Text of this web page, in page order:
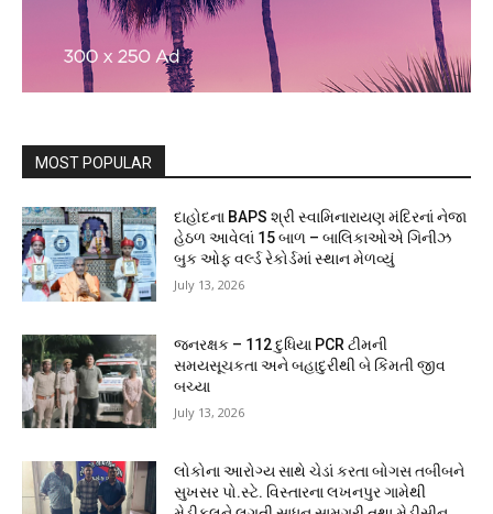
MOST POPULAR
દાહોદના BAPS શ્રી સ્વામિનારાયણ મંદિરનાં નેજા
હેઠળ આવેલાં 15 બાળ – બાલિકાઓએ ગિનીઝ
બુક ઓફ વર્લ્ડ રેકોર્ડમાં સ્થાન મેળવ્યું
July 13, 2026
જનરક્ષક – 112 દુધિયા PCR ટીમની
સમયસૂચકતા અને બહાદુરીથી બે કિંમતી જીવ
બચ્યા
July 13, 2026
લોકોના આરોગ્ય સાથે ચેડાં કરતા બોગસ તબીબને
સુખસર પો.સ્ટે. વિસ્તારના લખનપુર ગામેથી